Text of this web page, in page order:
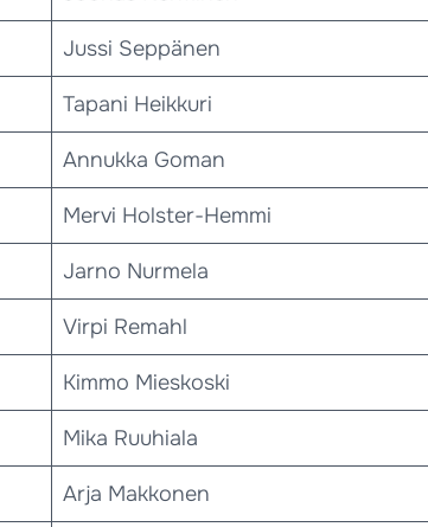
Jussi Seppänen
Tapani Heikkuri
Annukka Goman
Mervi Holster-Hemmi
Jarno Nurmela
Virpi Remahl
Kimmo Mieskoski
Mika Ruuhiala
Arja Makkonen